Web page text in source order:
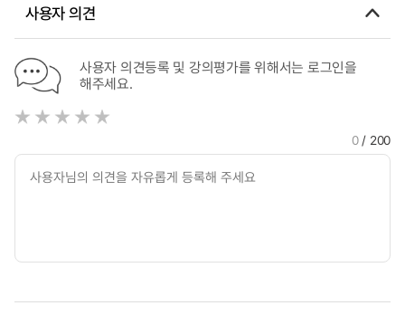
사용자 의견
사용자 의견등록 및 강의평가를 위해서는 로그인을
해주세요.
0/ 200